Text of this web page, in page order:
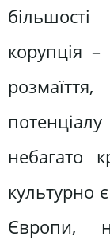
корупція –
небагато
культурно
Європи,